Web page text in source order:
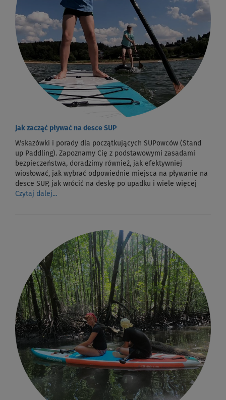
Jak zacząć pływać na desce SUP
Wskazówki i porady dla początkujących SUPowców (Stand
up Paddling). Zapoznamy Cię z podstawowymi zasadami
bezpieczeństwa, doradzimy również, jak efektywniej
wiosłować, jak wybrać odpowiednie miejsca na pływanie na
desce SUP, jak wrócić na deskę po upadku i wiele więcej
Czytaj dalej...